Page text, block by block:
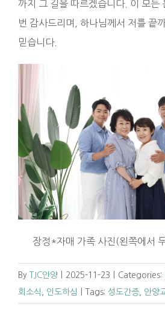
까지 그 길을 따르겠습니다. 이 모든
번 감사드리며, 하나님께서 저를 끝
믿습니다.
장정*자매 가족 사진(왼쪽에서
By TJC안양 2025-11-23 Categories:
회소식
인도하심 Tags: 성도간증 안양